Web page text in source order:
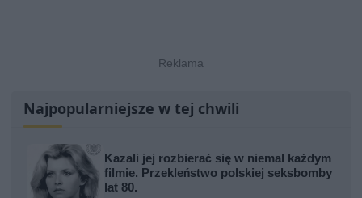
Najpopularniejsze w tej chwili
Kazali jej rozbierać się w niemal każdym
filmie. Przekleństwo polskiej seksbomby
lat 80.